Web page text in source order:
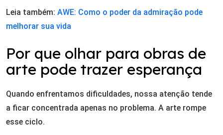
Leia também: AWE: Como o poder da admiração pode
melhorar sua vida
Por que olhar para obras de
arte pode trazer esperança
Quando enfrentamos dificuldades, nossa atenção tende
a ficar concentrada apenas no problema. A arte rompe
esse ciclo.